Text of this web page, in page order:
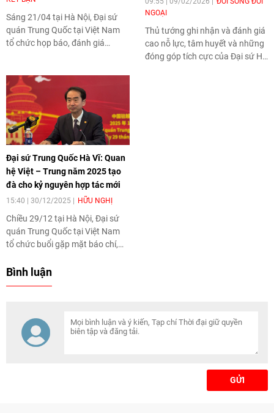
Sáng 21/04 tại Hà Nội, Đại sứ
quán Trung Quốc tại Việt Nam
tổ chức họp báo, đánh giá
Lâm. Đại sứ Trung Quốc Hà Vĩ
nhấn mạnh, chuyến thăm mở ra
động lực mới, thúc đẩy hợp tác
thực chất và kết nối chiến lược
giữa hai nước.
NGOẠI
Thủ tướng ghi nhận và đánh giá
cao nỗ lực, tâm huyết và những
đóng góp tích cực của Đại sứ Hà
Đại sứ Trung Quốc Hà Vĩ: Quan
hệ Việt – Trung năm 2025 tạo
đà cho kỷ nguyên hợp tác mới
15:40 | 30/12/2025 HỮU NGHỊ
Chiều 29/12 tại Hà Nội, Đại sứ
quán Trung Quốc tại Việt Nam
tổ chức buổi gặp mặt báo chí,
năm 2025 và triển vọng 2026.
2026 sẽ là thời điểm then chốt
để hai nước tăng cường kết nối
chiến lược.
Bình luận
GỬI